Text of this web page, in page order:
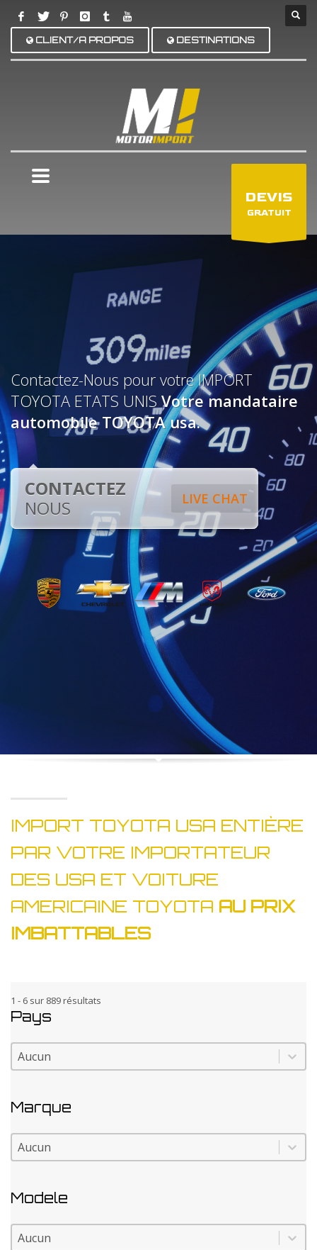
CLIENT/A PROPOS DESTINATIONS
DEVIS
GRATUIT
Contactez-Nous pour votre IMPORT
TOYOTA ETATS UNIS Votre mandataire
automobile TOYOTA usa.
LIVE CHAT
CONTACTEZ
NOUS
IMPORT TOYOTA USA ENTIÈRE
PAR VOTRE IMPORTATEUR
DES USA ET VOITURE
AMERICAINE TOYOTA AU PRIX
IMBATTABLES
1 - 6 sur 889 résultats
Pays
Pays
Pays
Marque
Marque
Marque
Modele
Modele
Modele